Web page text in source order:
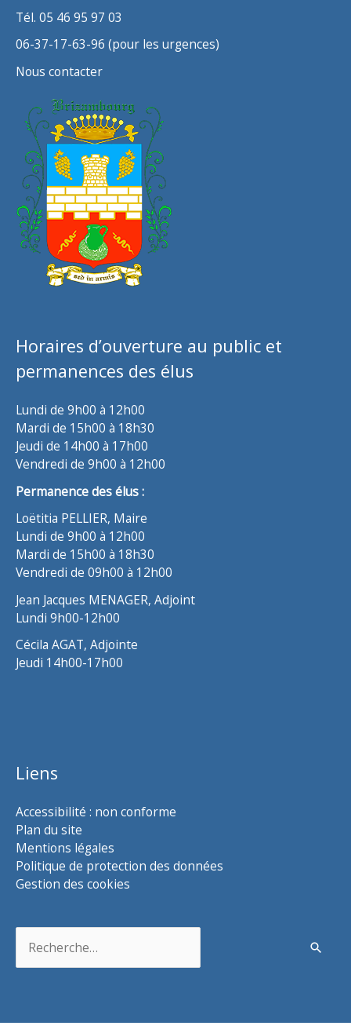
Tél. 05 46 95 97 03
06-37-17-63-96 (pour les urgences)
Nous contacter
Horaires d’ouverture au public et
permanences des élus
Lundi de 9h00 à 12h00
Mardi de 15h00 à 18h30
Jeudi de 14h00 à 17h00
Vendredi de 9h00 à 12h00
Permanence des élus :
Loëtitia PELLIER, Maire
Lundi de 9h00 à 12h00
Mardi de 15h00 à 18h30
Vendredi de 09h00 à 12h00
Jean Jacques MENAGER, Adjoint
Lundi 9h00-12h00
Cécila AGAT, Adjointe
Jeudi 14h00-17h00
Liens
Accessibilité : non conforme
Plan du site
Mentions légales
Politique de protection des données
Gestion des cookies